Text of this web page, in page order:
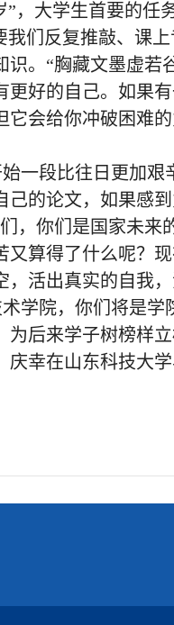
，大学生首要的
们反复推敲、课
。“胸藏文墨虚
好的自己。如果
会给你冲破困难
一段比往日更加
的论文，如果感
，你们是国家未
算得了什么呢？
活出真实的自我，
学院，你们将是
后来学子树榜样
幸在山东科技大